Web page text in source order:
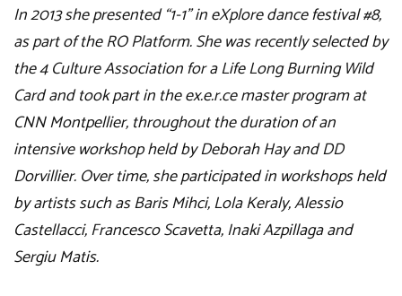
In 2013 she presented “1-1” in eXplore dance festival #8,
as part of the RO Platform. She was recently selected by
the 4 Culture Association for a Life Long Burning Wild
Card and took part in the ex.e.r.ce master program at
CNN Montpellier, throughout the duration of an
intensive workshop held by Deborah Hay and DD
Dorvillier. Over time, she participated in workshops held
by artists such as Baris Mihci, Lola Keraly, Alessio
Castellacci, Francesco Scavetta, Inaki Azpillaga and
Sergiu Matis.